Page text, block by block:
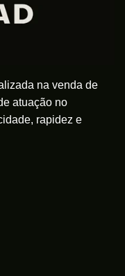
na venda de
atuação no
rapidez e